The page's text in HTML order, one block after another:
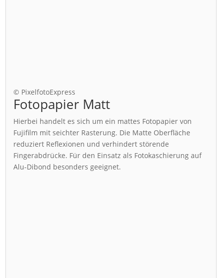
© PixelfotoExpress
Fotopapier Matt
Hierbei handelt es sich um ein mattes Fotopapier von
Fujifilm mit seichter Rasterung. Die Matte Oberfläche
reduziert Reflexionen und verhindert störende
Fingerabdrücke. Für den Einsatz als Fotokaschierung auf
Alu-Dibond besonders geeignet.